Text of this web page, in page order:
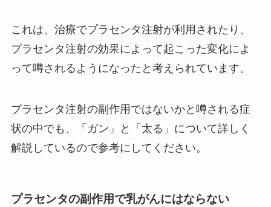
これは、治療でプラセンタ注射が利用されたり、
プラセンタ注射の効果によって起こった変化によ
って噂されるようになったと考えられています。
プラセンタ注射の副作用ではないかと噂される症
状の中でも、「ガン」と「太る」について詳しく
解説しているので参考にしてください。
プラセンタの副作用で乳がんにはならない